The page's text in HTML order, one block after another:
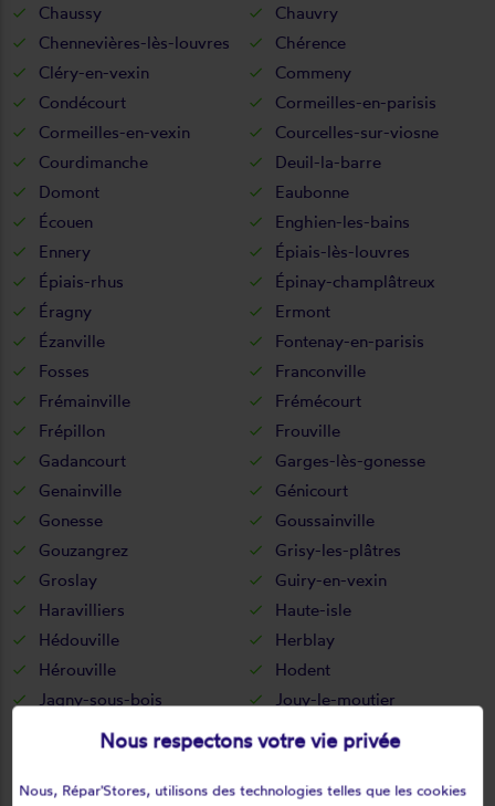
Chaussy
Chauvry
Chennevières-lès-louvres
Chérence
Cléry-en-vexin
Commeny
Condécourt
Cormeilles-en-parisis
Cormeilles-en-vexin
Courcelles-sur-viosne
Courdimanche
Deuil-la-barre
Domont
Eaubonne
Écouen
Enghien-les-bains
Ennery
Épiais-lès-louvres
Épiais-rhus
Épinay-champlâtreux
Éragny
Ermont
Ézanville
Fontenay-en-parisis
Fosses
Franconville
Frémainville
Frémécourt
Frépillon
Frouville
Gadancourt
Garges-lès-gonesse
Genainville
Génicourt
Gonesse
Goussainville
Gouzangrez
Grisy-les-plâtres
Groslay
Guiry-en-vexin
Haravilliers
Haute-isle
Hédouville
Herblay
Hérouville
Hodent
Jagny-sous-bois
Jouy-le-moutier
La chapelle-en-vexin
La frette-sur-seine
Labbeville
Lassy
Le bellay-en-vexin
Nous respectons votre vie privée
Nous, Répar'Stores, utilisons des technologies telles que les cookies